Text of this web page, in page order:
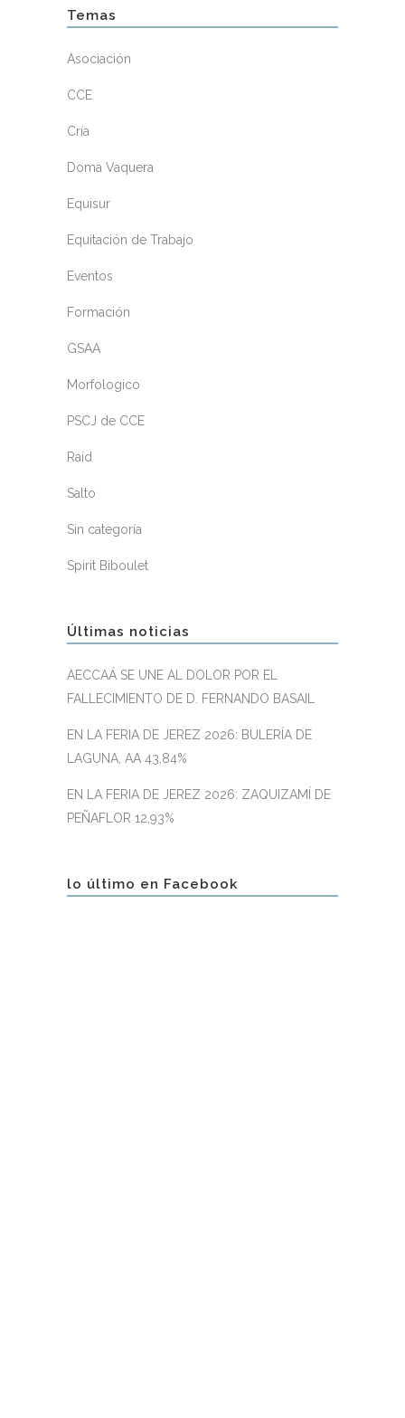
Temas
Asociación
CCE
Cría
Doma Vaquera
Equisur
Equitación de Trabajo
Eventos
Formación
GSAA
Morfologico
PSCJ de CCE
Raid
Salto
Sin categoría
Spirit Biboulet
Últimas noticias
AECCAÁ SE UNE AL DOLOR POR EL
FALLECIMIENTO DE D. FERNANDO BASAIL
EN LA FERIA DE JEREZ 2026: BULERÍA DE
LAGUNA, AA 43,84%
EN LA FERIA DE JEREZ 2026: ZAQUIZAMÍ DE
PEÑAFLOR 12,93%
lo último en Facebook